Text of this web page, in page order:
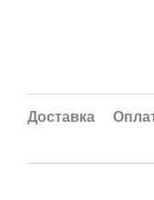
Доставка